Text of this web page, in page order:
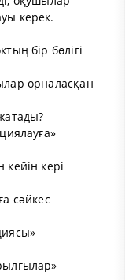
керек.
бір бөлігі
орналасқан
кері
сәйкес